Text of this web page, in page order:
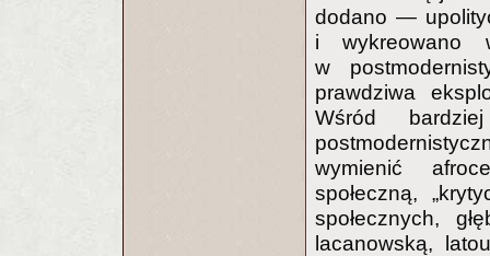
dodano —
i wykreowano
w
prawdziwa
Wśród
wymienić
społeczną,
społecznych,
lacanowską,